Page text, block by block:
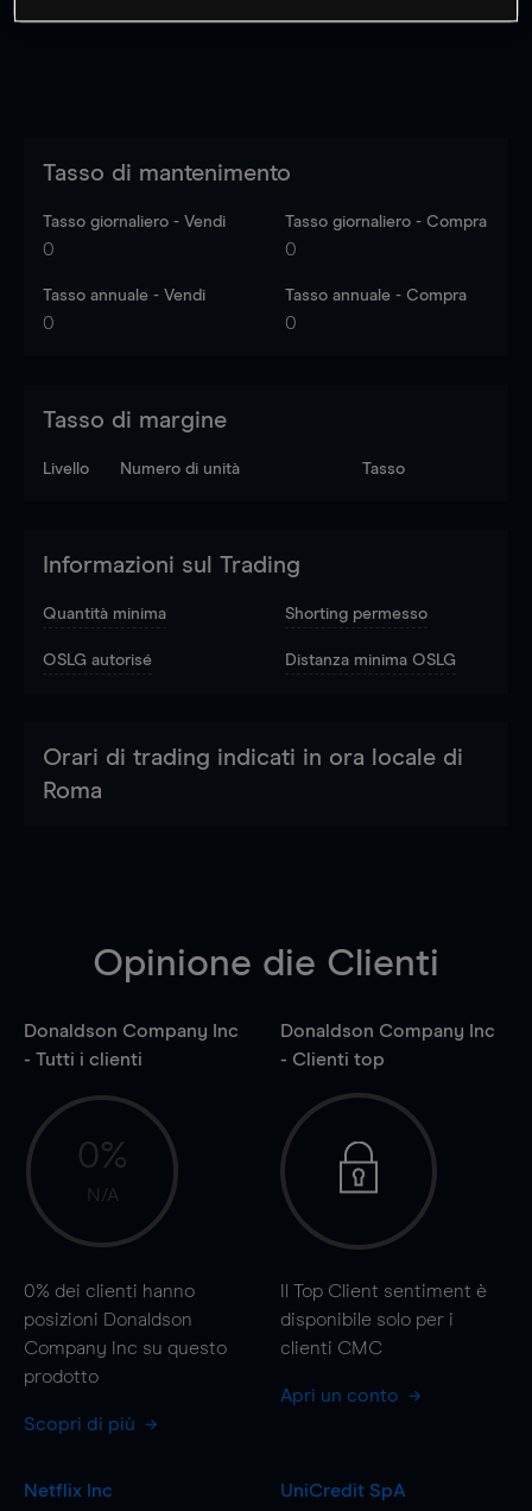
Tasso di mantenimento
Tasso giornaliero - Vendi
0
Tasso giornaliero - Compra
0
Tasso annuale - Vendi
0
Tasso annuale - Compra
0
Tasso di margine
Livello Numero di unità Tasso
Informazioni sul Trading
Quantità minima Shorting permesso
OSLG autorisé Distanza minima OSLG
Orari di trading indicati in ora locale di
Roma
Opinione die Clienti
Donaldson Company Inc
- Tutti i clienti
0%
N/A
0% dei clienti hanno
posizioni Donaldson
Company Inc su questo
prodotto
Scopri di più
Donaldson Company Inc
- Clienti top
Il Top Client sentiment è
disponibile solo per i
clienti CMC
Apri un conto
Netflix Inc
UniCredit SpA